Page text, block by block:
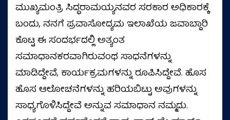
ಮುಖ್ಯಮಂತ್ರಿ ಸಿದ್ಧರಾಮಯ್ಯನವರ ಸರಕಾರ ಅಧಿಕಾರಕ್ಕೆ
ಬಂದು, ನನಗೆ ಪ್ರವಾಸೋದ್ಯಮ ಇಲಾಖೆಯ ಜವಾಬ್ದಾರಿ
ಕೊಟ್ಟ ಈ ಸಂದರ್ಭದಲ್ಲಿ ಅತ್ಯಂತ
ಸಮಾಧಾನಕರವಾಗಿರುವಂಥ ಸಾಧನೆಗಳನ್ನು
ಮಾಡಿದ್ದೇವೆ, ಕಾರ್ಯಕ್ರಮಗಳನ್ನು ರೂಪಿಸಿದ್ದೇವೆ. ಹೊಸ
ಹೊಸ ಆಲೋಚನೆಗಳನ್ನು ಹರಿಯಬಿಟ್ಟು ಅವುಗಳನ್ನು
ಸಾಧ್ಯಗೊಳಿಸಿದ್ದೇವೆ ಅನ್ನುವ ಸಮಾಧಾನ ನಮ್ಮದು.